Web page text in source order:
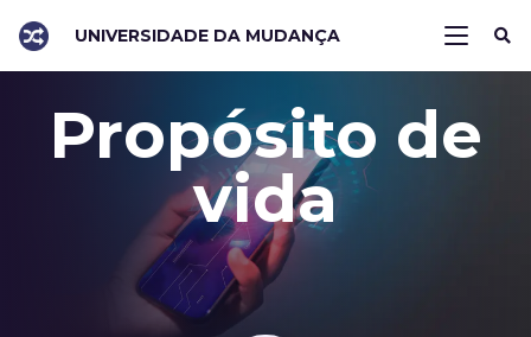
UNIVERSIDADE DA MUDANÇA
Propósito de
vida